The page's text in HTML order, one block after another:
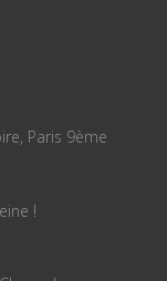
Paris 9ème
!